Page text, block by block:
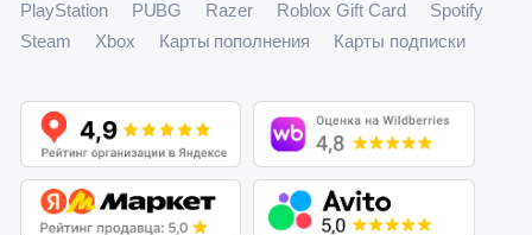
PlayStation
PUBG Razer Roblox Gift Card
Spotify
Steam
Xbox Карты пополнения Карты подписки